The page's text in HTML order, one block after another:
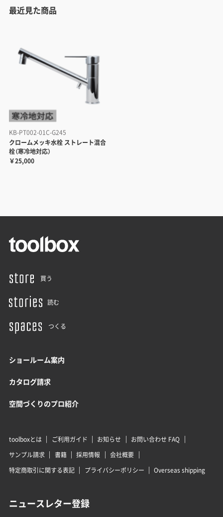
最近見た商品
KB-PT002-01C-G245
クロームメッキ水栓 ストレート混合
栓（寒冷地対応）
￥25,000
買う
読む
つくる
ショールーム案内
カタログ請求
空間づくりのプロ紹介
toolboxとは ご利用ガイド お知らせ
お問い合わせ FAQ
サンプル請求
書籍 採用情報
会社概要
特定商取引に関する表記
プライバシーポリシー Overseas shipping